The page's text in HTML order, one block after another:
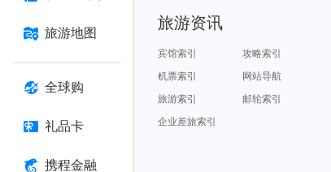
旅游地图
全球购
礼品卡
携程金融
旅游资讯
宾馆索引
攻略索引
机票索引
网站导航
旅游索引
邮轮索引
企业差旅索引